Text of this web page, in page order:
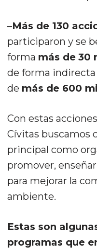
–Más de 130
participaron y se
forma más de 30
de forma
de más de 600
Con estas
Cívitas buscamos
principal como
promover,
para mejorar la
ambiente.
Estas son
programas que